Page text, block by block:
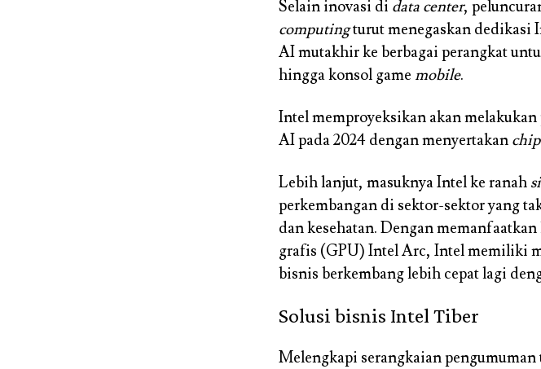
Selain inovasi di data center,
computingturut menegaskan dedikasi
AI mutakhir ke berbagai perangkat
hingga konsol game mobile.
Intel memproyeksikan akan
AI pada 2024 dengan menyertakan
Lebih lanjut, masuknya Intel ke ranah
perkembangan di sektor-sektor yang
dan kesehatan. Dengan
grafis (GPU) Intel Arc, Intel memiliki
bisnis berkembang lebih cepat lagi
Solusi bisnis Intel Tiber
Melengkapi serangkaian